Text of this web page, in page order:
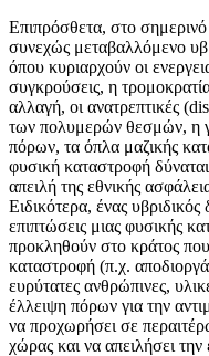
Επιπρόσθετα, στο σημερινό
συνεχώς μεταβαλλόμενο
όπου κυριαρχούν οι
συγκρούσεις, η
αλλαγή, οι ανατρεπτικές
των πολυμερών θεσμών, η
πόρων, τα όπλα μαζικής
φυσική καταστροφή
απειλή της εθνικής
Ειδικότερα, ένας
επιπτώσεις μιας φυσικής
προκληθούν στο κράτος
καταστροφή (π.χ.
ευρύτατες ανθρώπινες,
έλλειψη πόρων για την
να προχωρήσει σε
χώρας και να απειλήσει την